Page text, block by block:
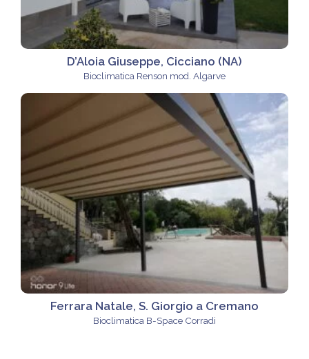
D’Aloia Giuseppe, Cicciano (NA)
Bioclimatica Renson mod. Algarve
Ferrara Natale, S. Giorgio a Cremano
Bioclimatica B-Space Corradi